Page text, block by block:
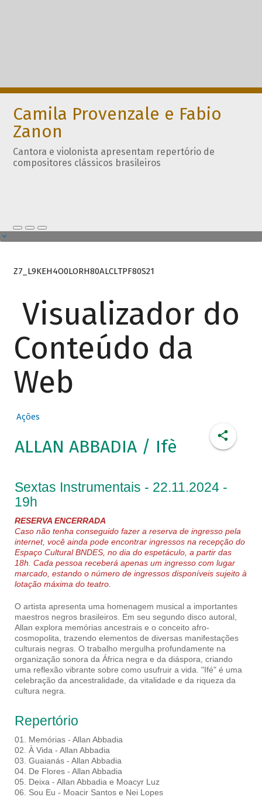
Camila Provenzale e Fabio
Zanon
Cantora e violonista apresentam repertório de
compositores clássicos brasileiros
Z7_L9KEH4O0LORH80ALCLTPF80S21
Visualizador do
Conteúdo da
Web
Ações
ALLAN ABBADIA / Ifè
Sextas Instrumentais - 22.11.2024 -
19h
RESERVA ENCERRADA
Caso não tenha conseguido fazer a reserva de ingresso pela
internet, você ainda pode encontrar ingressos na recepção do
Espaço Cultural BNDES, no dia do espetáculo, a partir das
18h. Cada pessoa receberá apenas um ingresso com lugar
marcado, estando o número de ingressos disponíveis sujeito à
lotação máxima do teatro.
O artista apresenta uma homenagem musical a importantes
maestros negros brasileiros. Em seu segundo disco autoral,
Allan explora memórias ancestrais e o conceito afro-
cosmopolita, trazendo elementos de diversas manifestações
culturais negras. O trabalho mergulha profundamente na
organização sonora da África negra e da diáspora, criando
uma reflexão vibrante sobre como usufruir a vida. "Ifé" é uma
celebração da ancestralidade, da vitalidade e da riqueza da
cultura negra.
Repertório
01. Memórias - Allan Abbadia
02. À Vida - Allan Abbadia
03. Guaianás - Allan Abbadia
04. De Flores - Allan Abbadia
05. Deixa - Allan Abbadia e Moacyr Luz
06. Sou Eu - Moacir Santos e Nei Lopes